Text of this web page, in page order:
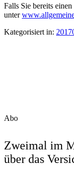
Falls Sie bereits
unter
Kategorisiert in:
Abo
Zweimal im
über das